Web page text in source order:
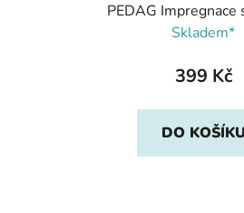
PEDAG Impregnace
Skladem*
399 Kč
DO KOŠÍKU